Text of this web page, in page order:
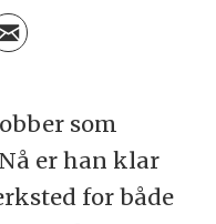
som
er han klar
for både